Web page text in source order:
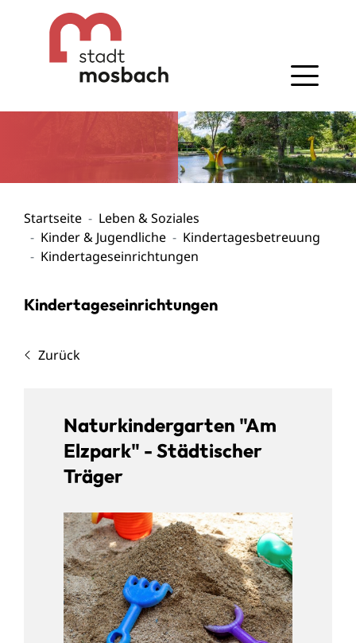
Gehe zum Navigationsbereich
Gehe zum Inhalt
Startseite
Leben & Soziales
Kinder & Jugendliche
Kindertagesbetreuung
Kindertageseinrichtungen
Kindertageseinrichtungen
Zurück
Naturkindergarten "Am
Elzpark" - Städtischer
Träger